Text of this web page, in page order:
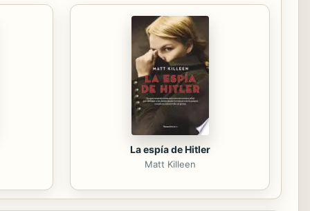
La espía de Hitler
Matt Killeen